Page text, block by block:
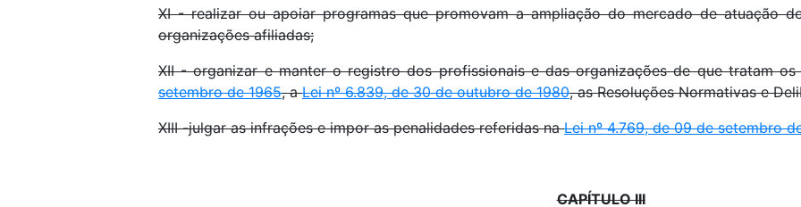
XI - realizar ou apoiar programas que promovam a ampliação do mercado de atuação
organizações afiliadas;
XII - organizar e manter o registro dos profissionais e das organizações de que tratam
setembro de 1965, aLei nº 6.839, de 30 de outubro de 1980, as Resoluções Normativas e
XIII -julgar as infrações e impor as penalidades referidas naLei nº 4.769, de 09 de setembro
CAPÍTULO III